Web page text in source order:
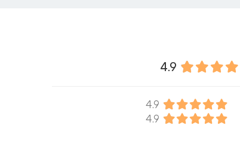
4.9
4.9
4.9